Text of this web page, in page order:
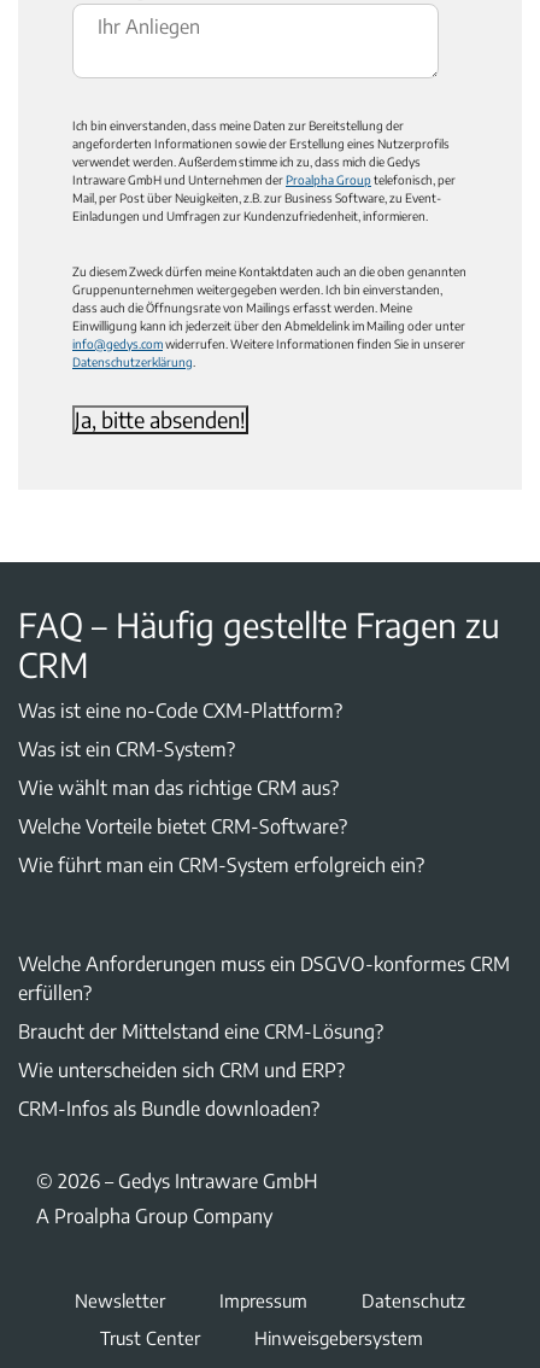
Ich bin einverstanden, dass meine Daten zur Bereitstellung der
angeforderten Informationen sowie der Erstellung eines Nutzerprofils
verwendet werden. Außerdem stimme ich zu, dass mich die Gedys
Intraware GmbH und Unternehmen derProalpha Grouptelefonisch, per
Mail, per Post über Neuigkeiten, z.B. zur Business Software, zu Event-
Einladungen und Umfragen zur Kundenzufriedenheit, informieren.
Zu diesem Zweck dürfen meine Kontaktdaten auch an die oben genannten
Gruppenunternehmen weitergegeben werden. Ich bin einverstanden,
dass auch die Öffnungsrate von Mailings erfasst werden. Meine
Einwilligung kann ich jederzeit über den Abmeldelink im Mailing oder unter
info@gedys.comwiderrufen. Weitere Informationen finden Sie in unserer
Datenschutzerklärung
FAQ – Häufig gestellte Fragen zu
CRM
Was ist eine no-Code CXM-Plattform?
Was ist ein CRM-System?
Wie wählt man das richtige CRM aus?
Welche Vorteile bietet CRM-Software?
Wie führt man ein CRM-System erfolgreich ein?
Welche Anforderungen muss ein DSGVO-konformes CRM
erfüllen?
Braucht der Mittelstand eine CRM-Lösung?
Wie unterscheiden sich CRM und ERP?
CRM-Infos als Bundle downloaden?
© 2026 – Gedys Intraware GmbH
A Proalpha Group Company
Newsletter Impressum
Datenschutz
Trust Center
Hinweisgebersystem